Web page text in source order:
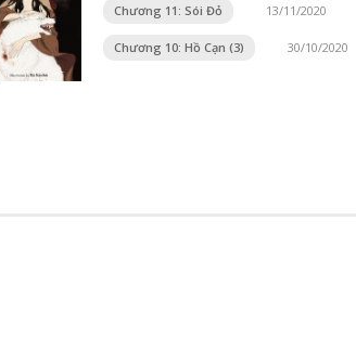
Chương 11: Sói Đỏ 13/11/2020
Chương 10: Hồ Cạn (3) 30/10/2020